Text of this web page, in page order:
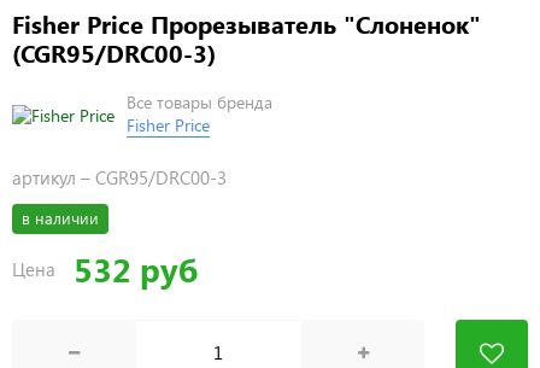
Fisher Price Прорезыватель "Слоненок"
(CGR95/DRC00-3)
Все товары бренда
Fisher Price
артикул – CGR95/DRC00-3
в наличии
Цена 532 руб